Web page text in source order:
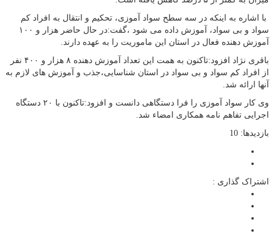
با اشاره به اینکه در سه سطح سواد آموزی، تحکیم و انتقال به افراد کم
سواد و بی سواد، آموزش داده می شود ،گفت:در حال حاضر هزار و ۱۰۰
آموزش دهنده فعال در استان این ماموریت را به عهده دارند.
باقری نژاد افزود:تاکنون به همت این تعداد آموزش دهنده ۸ هزار و ۴٠٠ نفر
از افراد کم سواد و بی سواد در استان شناسایی،جذب و آموزش های لازم به
آنها ارائه شد.
وی کار سواد آموزی را فرا دستگاهی دانست و افزود:تاکنون با ۲٠ دستگاه
اجرایی تفاهم نامه همکاری امضاء شد.
بازدیدها: 10
اشتراک گذاری :